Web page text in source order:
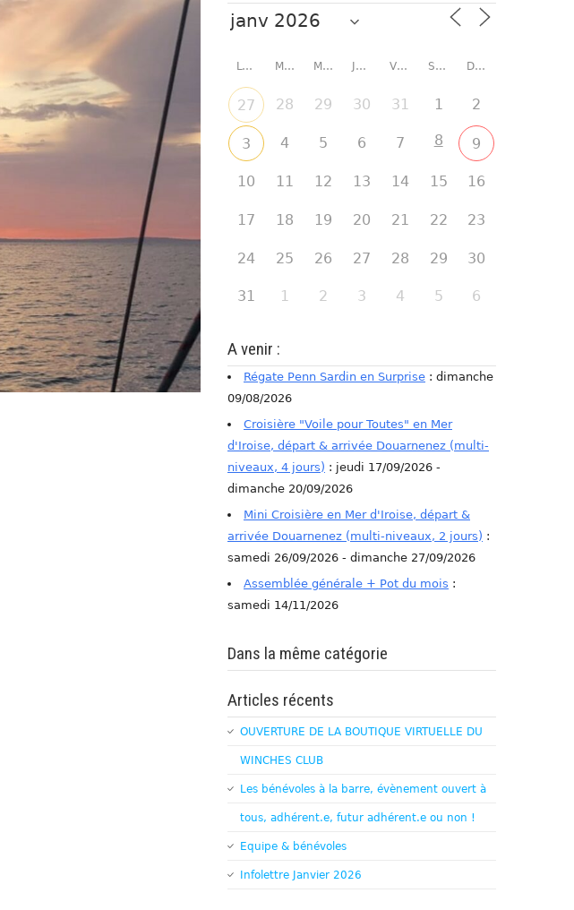
LUNDI MARDI MERCREDI JEUDI VENDREDI SAMEDI DIMANCHE
27 28 29 30 31 1 2
3 4 5 6 7 8 9
10 11 12 13 14 15 16
17 18 19 20 21 22 23
24 25 26 27 28 29 30
31 1 2 3 4 5 6
A venir :
Régate Penn Sardin en Surprise : dimanche
09/08/2026
Croisière "Voile pour Toutes" en Mer
d'Iroise, départ & arrivée Douarnenez (multi-
niveaux, 4 jours) : jeudi 17/09/2026 -
dimanche 20/09/2026
Mini Croisière en Mer d'Iroise, départ &
arrivée Douarnenez (multi-niveaux, 2 jours) :
samedi 26/09/2026 - dimanche 27/09/2026
Assemblée générale + Pot du mois :
samedi 14/11/2026
Dans la même catégorie
Articles récents
OUVERTURE DE LA BOUTIQUE VIRTUELLE DU
WINCHES CLUB
Les bénévoles à la barre, évènement ouvert à
tous, adhérent.e, futur adhérent.e ou non !
Equipe & bénévoles
Infolettre Janvier 2026